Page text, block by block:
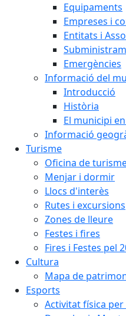
Equipaments
Empreses i
Entitats i
Emergències
Informació del
Introducció
Història
El municipi
Informació
Turisme
Oficina de
Menjar i dormir
Llocs d'interès
Rutes i excursions
Zones de lleure
Festes i fires
Fires i Festes pel
Cultura
Mapa de
Esports
Activitat física